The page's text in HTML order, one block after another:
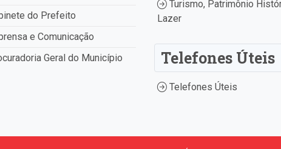
do Prefeito
e Comunicação
Geral do Município
Turismo, Patrimônio
Lazer
Telefones Úteis
Telefones Úteis